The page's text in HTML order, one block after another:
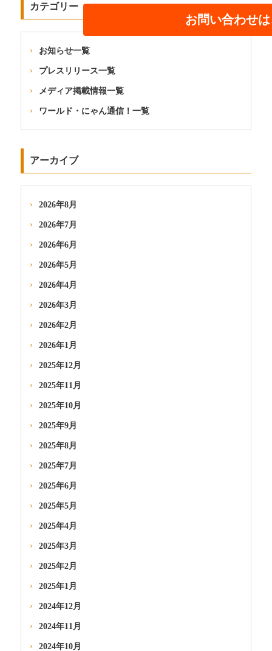
お問い合わせ
カテゴリー
お知らせ一覧
プレスリリース一覧
メディア掲載情報一覧
ワールド・にゃん通信！一覧
アーカイブ
2026年8月
2026年7月
2026年6月
2026年5月
2026年4月
2026年3月
2026年2月
2026年1月
2025年12月
2025年11月
2025年10月
2025年9月
2025年8月
2025年7月
2025年6月
2025年5月
2025年4月
2025年3月
2025年2月
2025年1月
2024年12月
2024年11月
2024年10月